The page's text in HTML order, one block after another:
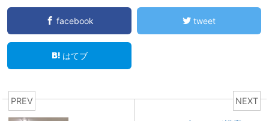
facebook tweet
はてブ
PREV NEXT